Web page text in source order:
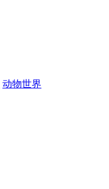
动物世界